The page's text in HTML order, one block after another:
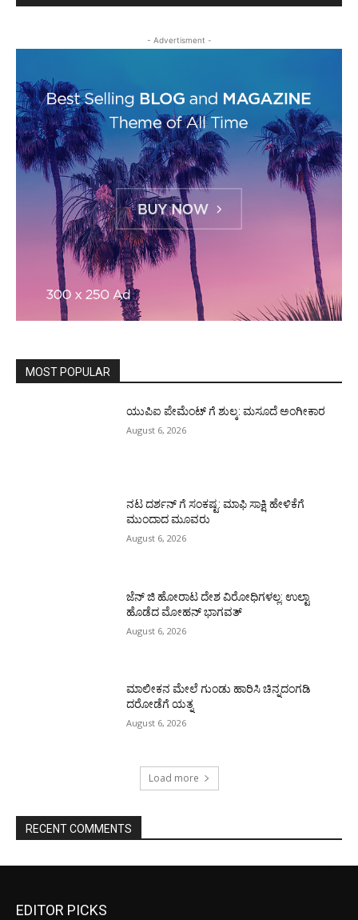
- Advertisment -
MOST POPULAR
ಯುಪಿಐ ಪೇಮೆಂಟ್ ಗೆ ಶುಲ್ಕ: ಮಸೂದೆ ಅಂಗೀಕಾರ
August 6, 2026
ನಟ ದರ್ಶನ್ ಗೆ ಸಂಕಷ್ಟ: ಮಾಫಿ ಸಾಕ್ಷಿ ಹೇಳಿಕೆಗೆ
ಮುಂದಾದ ಮೂವರು
August 6, 2026
ಜೆನ್ ಜಿ ಹೋರಾಟ ದೇಶ ವಿರೋಧಿಗಳಲ್ಲ: ಉಲ್ಟಾ
ಹೊಡೆದ ಮೋಹನ್ ಭಾಗವತ್
August 6, 2026
ಮಾಲೀಕನ ಮೇಲೆ ಗುಂಡು ಹಾರಿಸಿ ಚಿನ್ನದಂಗಡಿ
ದರೋಡೆಗೆ ಯತ್ನ
August 6, 2026
Load more
RECENT COMMENTS
EDITOR PICKS